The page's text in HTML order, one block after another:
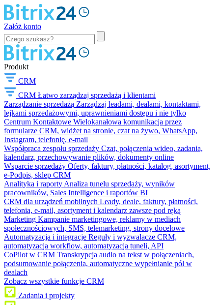
Załóż konto
Produkt
CRM
CRM Łatwo zarządzaj sprzedażą i klientami
Zarządzanie sprzedażą Zarządzaj leadami, dealami, kontaktami,
lejkami sprzedażowymi, uprawnieniami dostępu i nie tylko
Centrum Kontaktowe Wielokanałowa komunikacja przez
formularze CRM, widżet na stronie, czat na żywo, WhatsApp,
Instagram, telefonię, e-mail
Współpraca zespołu sprzedaży Czat, połączenia wideo, zadania,
kalendarz, przechowywanie plików, dokumenty online
Wsparcie sprzedaży Oferty, faktury, płatności, katalog, asortyment,
e-Podpis, sklep CRM
Analityka i raporty Analiza tunelu sprzedaży, wyników
pracowników, Sales Intelligence i raportów BI
CRM dla urządzeń mobilnych Leady, deale, faktury, płatności,
telefonia, e-mail, asortyment i kalendarz zawsze pod ręką
Marketing Kampanie marketingowe, reklamy w mediach
społecznościowych, SMS, telemarketing, strony docelowe
Automatyzacja i integracje Reguły i wyzwalacze CRM,
automatyzacja workflow, automatyzacja tuneli, API
CoPilot w CRM Transkrypcja audio na tekst w połączeniach,
podsumowanie połączenia, automatyczne wypełnianie pól w
dealach
Zobacz wszystkie funkcje CRM
Zadania i projekty